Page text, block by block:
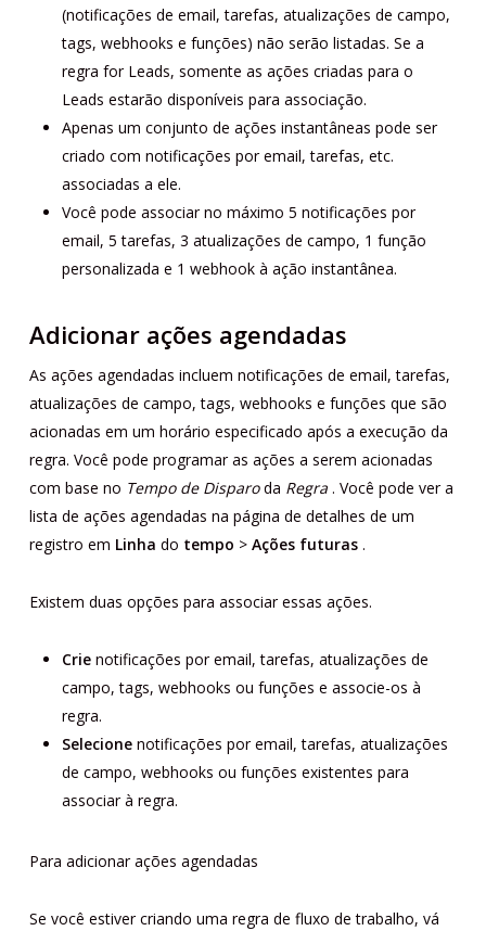
(notificações de email, tarefas, atualizações de campo,
tags, webhooks e funções) não serão listadas. Se a
regra for Leads, somente as ações criadas para o
Leads estarão disponíveis para associação.
Apenas um conjunto de ações instantâneas pode ser
criado com notificações por email, tarefas, etc.
associadas a ele.
Você pode associar no máximo 5 notificações por
email, 5 tarefas, 3 atualizações de campo, 1 função
personalizada e 1 webhook à ação instantânea.
Adicionar ações agendadas
As ações agendadas incluem notificações de email, tarefas,
atualizações de campo, tags, webhooks e funções que são
acionadas em um horário especificado após a execução da
regra. Você pode programar as ações a serem acionadas
com base no Tempo de Disparoda Regra. Você pode ver a
lista de ações agendadas na página de detalhes de um
registro em Linha do tempo > Ações futuras.
Existem duas opções para associar essas ações.
Crienotificações por email, tarefas, atualizações de
campo, tags, webhooks ou funções e associe-os à
regra.
Selecionenotificações por email, tarefas, atualizações
de campo, webhooks ou funções existentes para
associar à regra.
Para adicionar ações agendadas
Se você estiver criando uma regra de fluxo de trabalho, vá